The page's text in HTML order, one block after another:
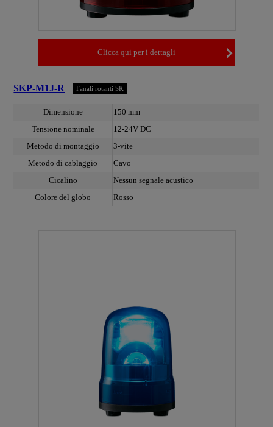
Clicca qui per i dettagli
SKP-M1J-R Fanali rotanti SK
Dimensione
150 mm
Tensione nominale
12-24V DC
Metodo di montaggio
3-vite
Metodo di cablaggio
Cavo
Cicalino
Nessun segnale acustico
Colore del globo
Rosso